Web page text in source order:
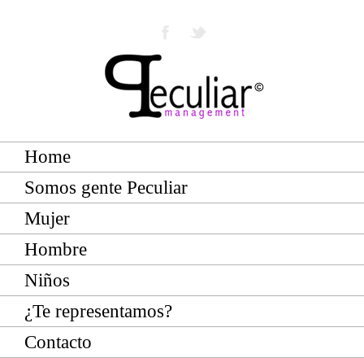
Home
Somos gente Peculiar
Mujer
Hombre
Niños
¿Te representamos?
Contacto